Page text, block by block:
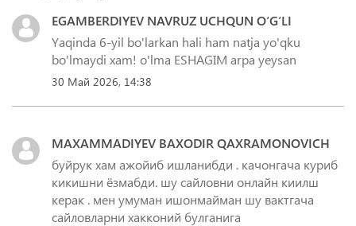
EGAMBERDIYEV NAVRUZ UCHQUN O‘G‘LI
Yaqinda 6-yil bo'larkan hali ham natja yo'qku
bo'lmaydi xam! o'lma ESHAGIM arpa yeysan
30 Май 2026, 14:38
MAXAMMADIYEV BAXODIR QAXRAMONOVICH
буйрук хам ажойиб ишланибди . качонгача куриб
кикишни ёзмабди. шу сайловни онлайн киилш
керак . мен умуман ишонмайман шу вактгача